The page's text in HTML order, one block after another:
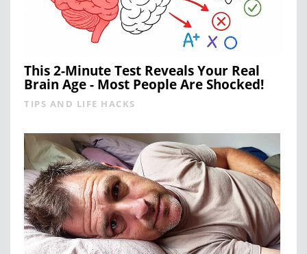
This 2-Minute Test Reveals Your Real
Brain Age - Most People Are Shocked!
TIPS AND LIFE HACKS